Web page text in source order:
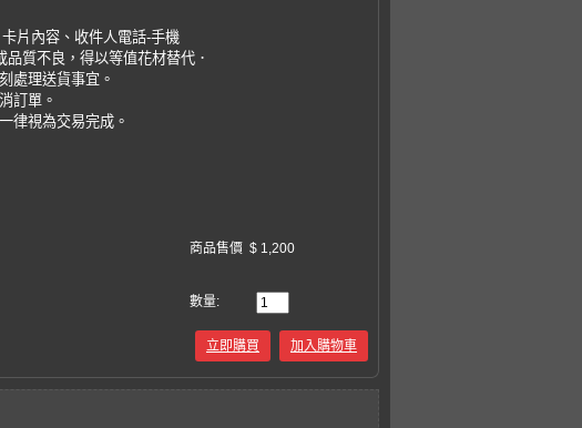
片內容、收件人電話-手機
質不良，得以等值花材替代．
處理送貨事宜。
訂單。
律視為交易完成。
商品售價 $ 1,200
數量:
立即購買 加入購物車